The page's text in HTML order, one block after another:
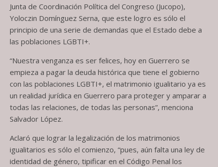
Junta de Coordinación Política del Congreso (Jucopo),
Yoloczin Domínguez Serna, que este logro es sólo el
principio de una serie de demandas que el Estado debe a
las poblaciones LGBTI+.
“Nuestra venganza es ser felices, hoy en Guerrero se
empieza a pagar la deuda histórica que tiene el gobierno
con las poblaciones LGBTI+, el matrimonio igualitario ya es
un realidad jurídica en Guerrero para proteger y amparar a
todas las relaciones, de todas las personas”, menciona
Salvador López.
Aclaró que lograr la legalización de los matrimonios
igualitarios es sólo el comienzo, “pues, aún falta una ley de
identidad de género, tipificar en el Código Penal los